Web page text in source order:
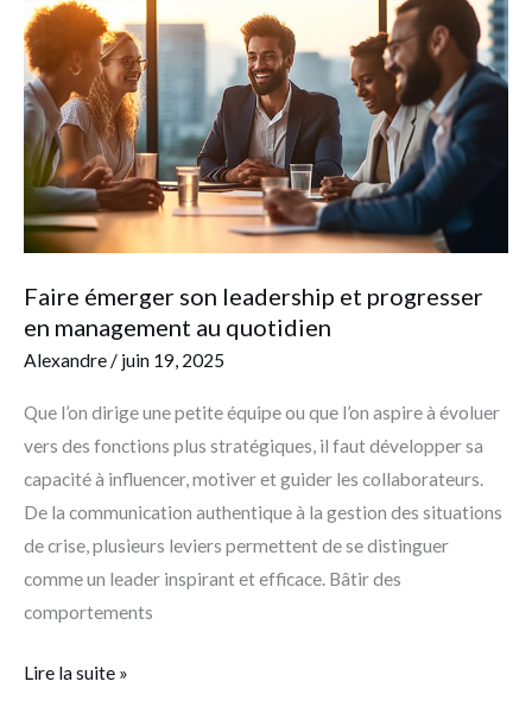
Faire émerger son leadership et progresser
en management au quotidien
Alexandre/ juin 19, 2025
Que l’on dirige une petite équipe ou que l’on aspire à évoluer
vers des fonctions plus stratégiques, il faut développer sa
capacité à influencer, motiver et guider les collaborateurs.
De la communication authentique à la gestion des situations
de crise, plusieurs leviers permettent de se distinguer
comme un leader inspirant et efficace. Bâtir des
comportements
son
leadership
et
progresser
en
management
au
quotidien
Lire la suite »